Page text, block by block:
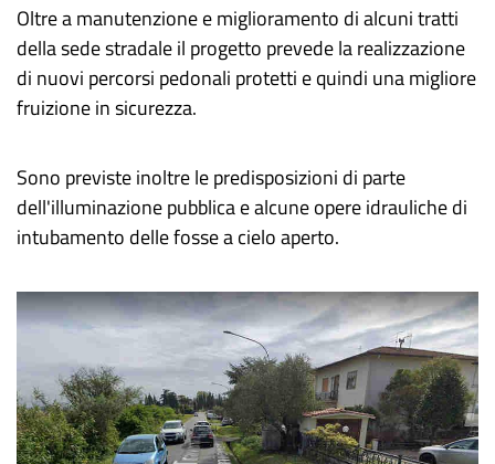
Oltre a manutenzione e miglioramento di alcuni tratti
della sede stradale il progetto prevede la realizzazione
di nuovi percorsi pedonali protetti e quindi una migliore
fruizione in sicurezza.
Sono previste inoltre le predisposizioni di parte
dell'illuminazione pubblica e alcune opere idrauliche di
intubamento delle fosse a cielo aperto.